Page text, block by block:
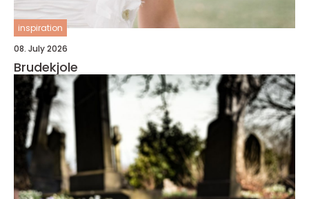
inspiration
08. July 2026
Brudekjole